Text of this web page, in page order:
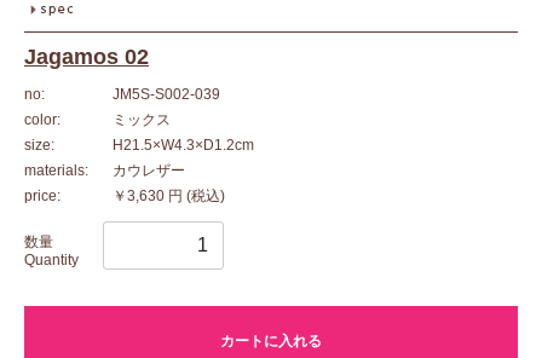
Jagamos 02
no:
JM5S-S002-039
color:
ミックス
size:
H21.5×W4.3×D1.2cm
materials:
カウレザー
price:
￥3,630 円 (税込)
数量
Quantity
カートに入れる